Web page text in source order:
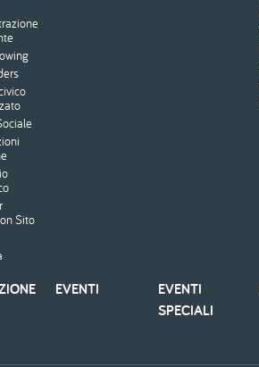
Sito
EVENTI
EVENTI
SPECIALI